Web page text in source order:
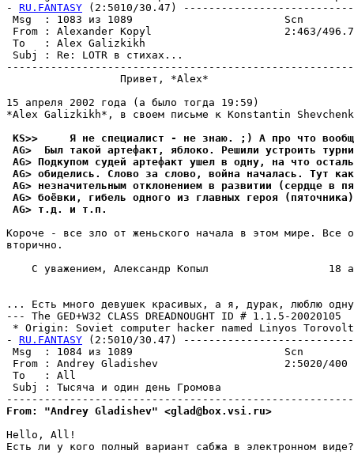
- RU.FANTASY (2:5010/30.47)
Msg  : 1083 из 1089                        Scn
From : Alexander Kopyl                     2:463/
To   : Alex Galizkikh
Subj : Re: LOTR в стихах...
                  Привет, *Alex*
15 апреля 2002 года (а было тогда 19:59)
*Alex Galizkikh*, в своем письме к Konstantin
KS>>     Я не специалист - не знаю. ;) А про что
AG>  Был такой артефакт, яблоко. Решили устроить
AG> Подкупом судей артефакт ушел в одну, на что
AG> обиделись. Слово за слово, война началась. Тут
AG> незначительным отклонением в развитии (сердце в
AG> боёвки, гибель одного из главных героя
AG> т.д. и т.п.
Короче - все зло от женьского начала в этом мире. Все
вторично.
С уважением, Александр Копыл                   18
... Есть много девyшек красивых, а я, дypак, люблю
--- The GED+W32 CLASS DREADNOUGHT ID # 1.1.5-20020105
* Origin: Soviet computer hacker named Linyos
- RU.FANTASY (2:5010/30.47)
Msg  : 1084 из 1089                        Scn
From : Andrey Gladishev                    2:5020/400
To   : All
Subj : Тысяча и один день Громова
From: "Andrey Gladishev" <glad@box.vsi.ru>
Hello, All!
Есть ли у кого полный вариант сабжа в электронном виде?